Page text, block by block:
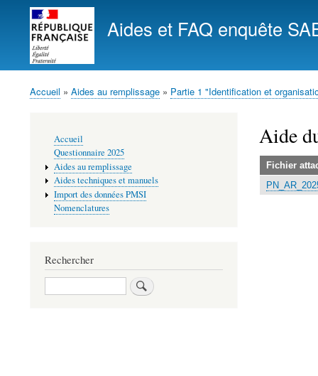
Aides et FAQ enquête
Fil
Accueil Aides au remplissage Partie 1 "Identification et
Aide
Fichier
principale
Accueil
Questionnaire 2025
Aides au remplissage
Aides techniques et manuels
Import des données PMSI
Nomenclatures
Rechercher
Rechercher